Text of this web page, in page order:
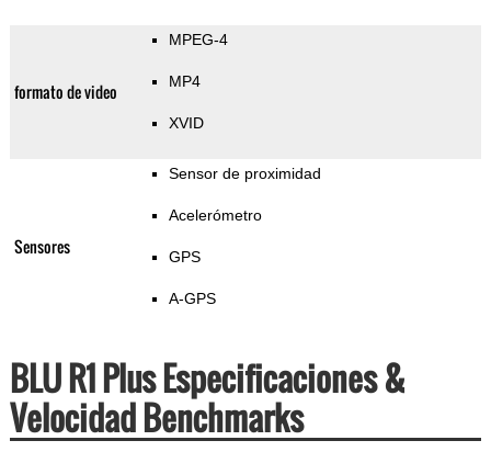
formato de video
MPEG-4
MP4
XVID
Sensores
Sensor de proximidad
Acelerómetro
GPS
A-GPS
BLU R1 Plus Especificaciones &
Velocidad Benchmarks